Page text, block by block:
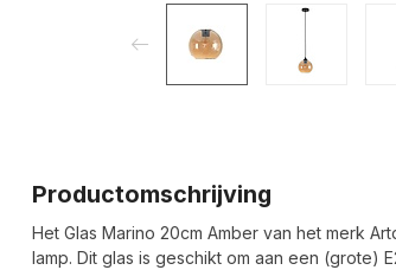
Productomschrijving
Het Glas Marino 20cm Amber van het merk
lamp. Dit glas is geschikt om aan een